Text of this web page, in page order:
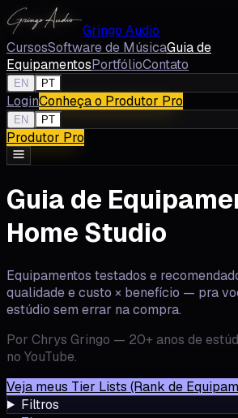
Gringo Audio
CursosSoftware de MúsicaGuia de
EquipamentosPortfólioContato
EN PT
LoginConheça o Produtor Pro
EN PT
Produtor Pro
Guia de
Home Studio
Equipamentos testados e
qualidade e custo × benefício — pra
estúdio sem errar na compra.
Por Chrys Gringo — 20+ anos de
no YouTube.
Veja meus Tier Lists (Rank de
Filtros